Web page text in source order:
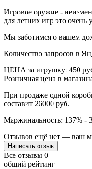
Игровое оружие -
для летних игр это очень
Мы заботимся о вашем
Количество запросов в
ЦЕНА за игрушку: 450
Розничная цена в
При продаже одной
составит 26000 руб.
Маржинальность: 137% -
Отзывов ещё нет — ваш
Написать отзыв
Все отзывы 0
общий рейтинг